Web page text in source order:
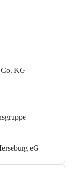
KG
eG